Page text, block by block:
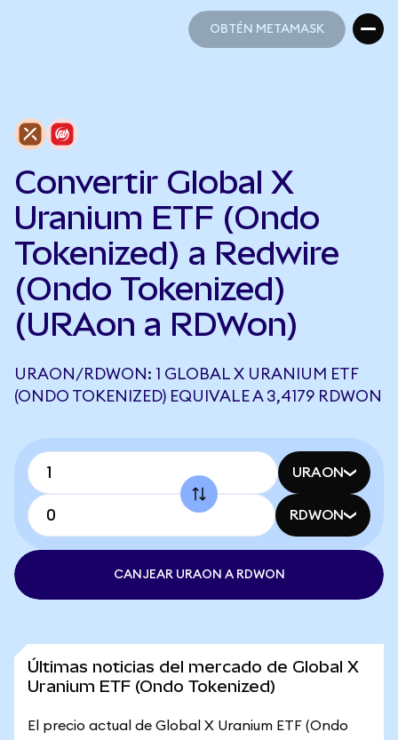
OBTÉN METAMASK
Convertir Global X
Uranium ETF (Ondo
Tokenized) a Redwire
(Ondo Tokenized)
(URAon a RDWon)
URAON/RDWON: 1 GLOBAL X URANIUM ETF
(ONDO TOKENIZED) EQUIVALE A 3,4179 RDWON
URAON
RDWON
CANJEAR URAON A RDWON
Últimas noticias del mercado de Global X
Uranium ETF (Ondo Tokenized)
El precio actual de Global X Uranium ETF (Ondo